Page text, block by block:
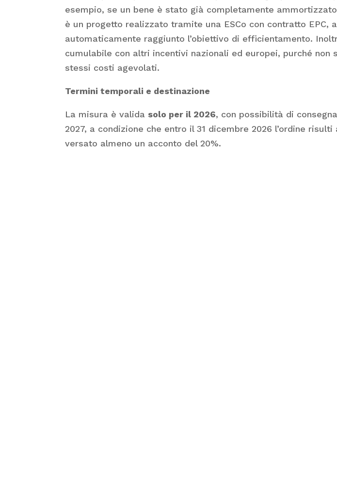
esempio, se un bene è stato già completamente
è un progetto realizzato tramite una ESCo con contratto EPC,
automaticamente raggiunto l’obiettivo di efficientamento.
cumulabile con altri incentivi nazionali ed europei, purché non
stessi costi agevolati.
Termini temporali e destinazione
La misura è valida solo per il 2026, con possibilità di
2027, a condizione che entro il 31 dicembre 2026 l’ordine
versato almeno un acconto del 20%.